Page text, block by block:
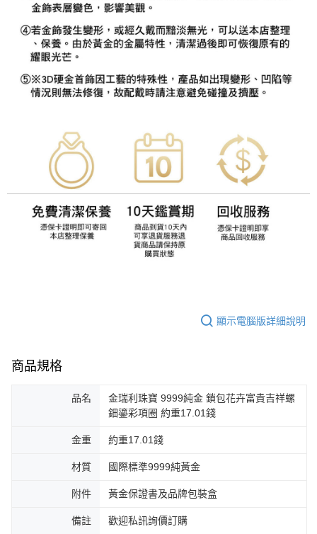
顯示電腦版詳細說明
商品規格
品名
金瑞利珠寶 9999純金 鎖包花卉富貴吉祥螺
鈿鎏彩項圈 約重17.01錢
金重 約重17.01錢
材質 國際標準9999純黃金
附件 黃金保證書及品牌包裝盒
備註 歡迎私訊詢價訂購